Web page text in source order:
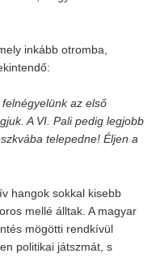
inkább otromba,
az első
A VI. Pali pedig legjobb
telepedne! Éljen a
hangok sokkal kisebb
mellé álltak. A magyar
mögötti rendkívül
politikai játszmát, s